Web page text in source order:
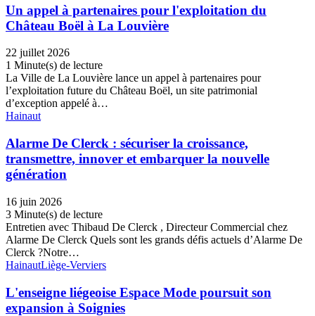
Un appel à partenaires pour l'exploitation du
Château Boël à La Louvière
22 juillet 2026
1 Minute(s) de lecture
La Ville de La Louvière lance un appel à partenaires pour
l’exploitation future du Château Boël, un site patrimonial
d’exception appelé à…
Hainaut
Alarme De Clerck : sécuriser la croissance,
transmettre, innover et embarquer la nouvelle
génération
16 juin 2026
3 Minute(s) de lecture
Entretien avec Thibaud De Clerck , Directeur Commercial chez
Alarme De Clerck Quels sont les grands défis actuels d’Alarme De
Clerck ?Notre…
HainautLiège-Verviers
L'enseigne liégeoise Espace Mode poursuit son
expansion à Soignies